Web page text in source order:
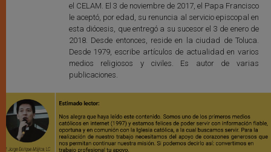
el CELAM. El 3 de noviembre de 2017, el Papa Francisco
le aceptó, por edad, su renuncia al servicio episcopal en
esta diócesis, que entregó a su sucesor el 3 de enero de
2018. Desde entonces, reside en la ciudad de Toluca.
Desde 1979, escribe artículos de actualidad en varios
medios religiosos y civiles. Es autor de varias
publicaciones.